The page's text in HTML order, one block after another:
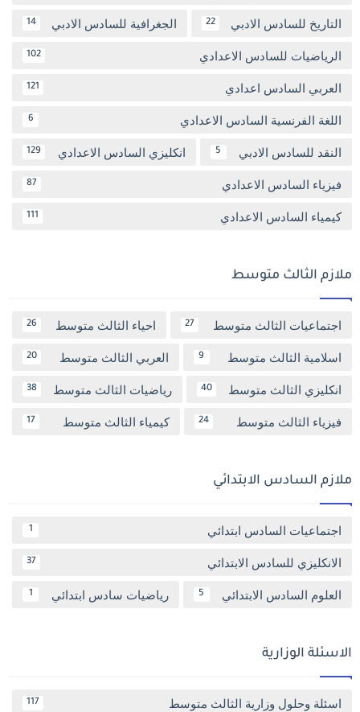
التاريخ للسادس الادبي 22 الجغرافية للسادس الادبي 14
الرياضيات للسادس الاعدادي 102
العربي السادس اعدادي 121
اللغة الفرنسية السادس الاعدادي 6
النقد للسادس الادبي 5 انكليزي السادس الاعدادي 129
فيزياء السادس الاعدادي 87
كيمياء السادس الاعدادي 111
ملازم الثالث متوسط
اجتماعيات الثالث متوسط 27 احياء الثالث متوسط 26
اسلامية الثالث متوسط 9 العربي الثالث متوسط 20
انكليزي الثالث متوسط 40 رياضيات الثالث متوسط 38
فيزياء الثالث متوسط 24 كيمياء الثالث متوسط 17
ملازم السادس الابتدائي
اجتماعيات السادس ابتدائي 1
الانكليزي للسادس الابتدائي 37
العلوم السادس الابتدائي 5 رياضيات سادس ابتدائي 1
الاسئلة الوزارية
اسئلة وحلول وزارية الثالث متوسط 117